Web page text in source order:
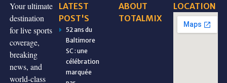
Your ultimate
destination
for live sports
coverage,
breaking
news, and
world-class
LATEST
POST'S
52 ans du
Baltimore
SC : une
célébration
marquée
ABOUT
TOTALMIX
LOCATION